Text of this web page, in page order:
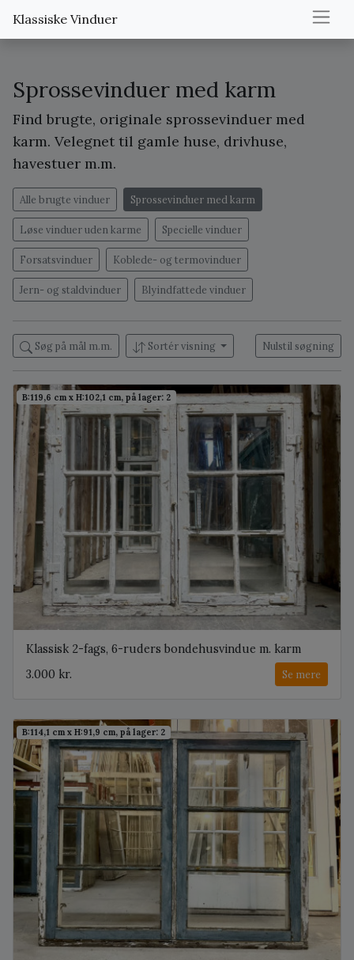
Klassiske Vinduer
Sprossevinduer med karm
Find brugte, originale sprossevinduer med
karm. Velegnet til gamle huse, drivhuse,
havestuer m.m.
Alle brugte vinduer Sprossevinduer med karm
Løse vinduer uden karme Specielle vinduer
Forsatsvinduer Koblede- og termovinduer
Jern- og staldvinduer Blyindfattede vinduer
Søg på mål m.m. Sortér visning Nulstil søgning
B:119,6 cm x H:102,1 cm, på lager: 2
Klassisk 2-fags, 6-ruders bondehusvindue m. karm
3.000 kr.
Se mere
B:114,1 cm x H:91,9 cm, på lager: 2